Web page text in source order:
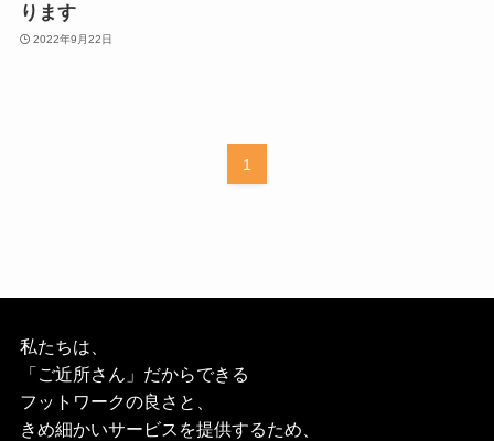
ります
2022年9月22日
1
私たちは、
「ご近所さん」だからできる
フットワークの良さと、
きめ細かいサービスを提供するため、